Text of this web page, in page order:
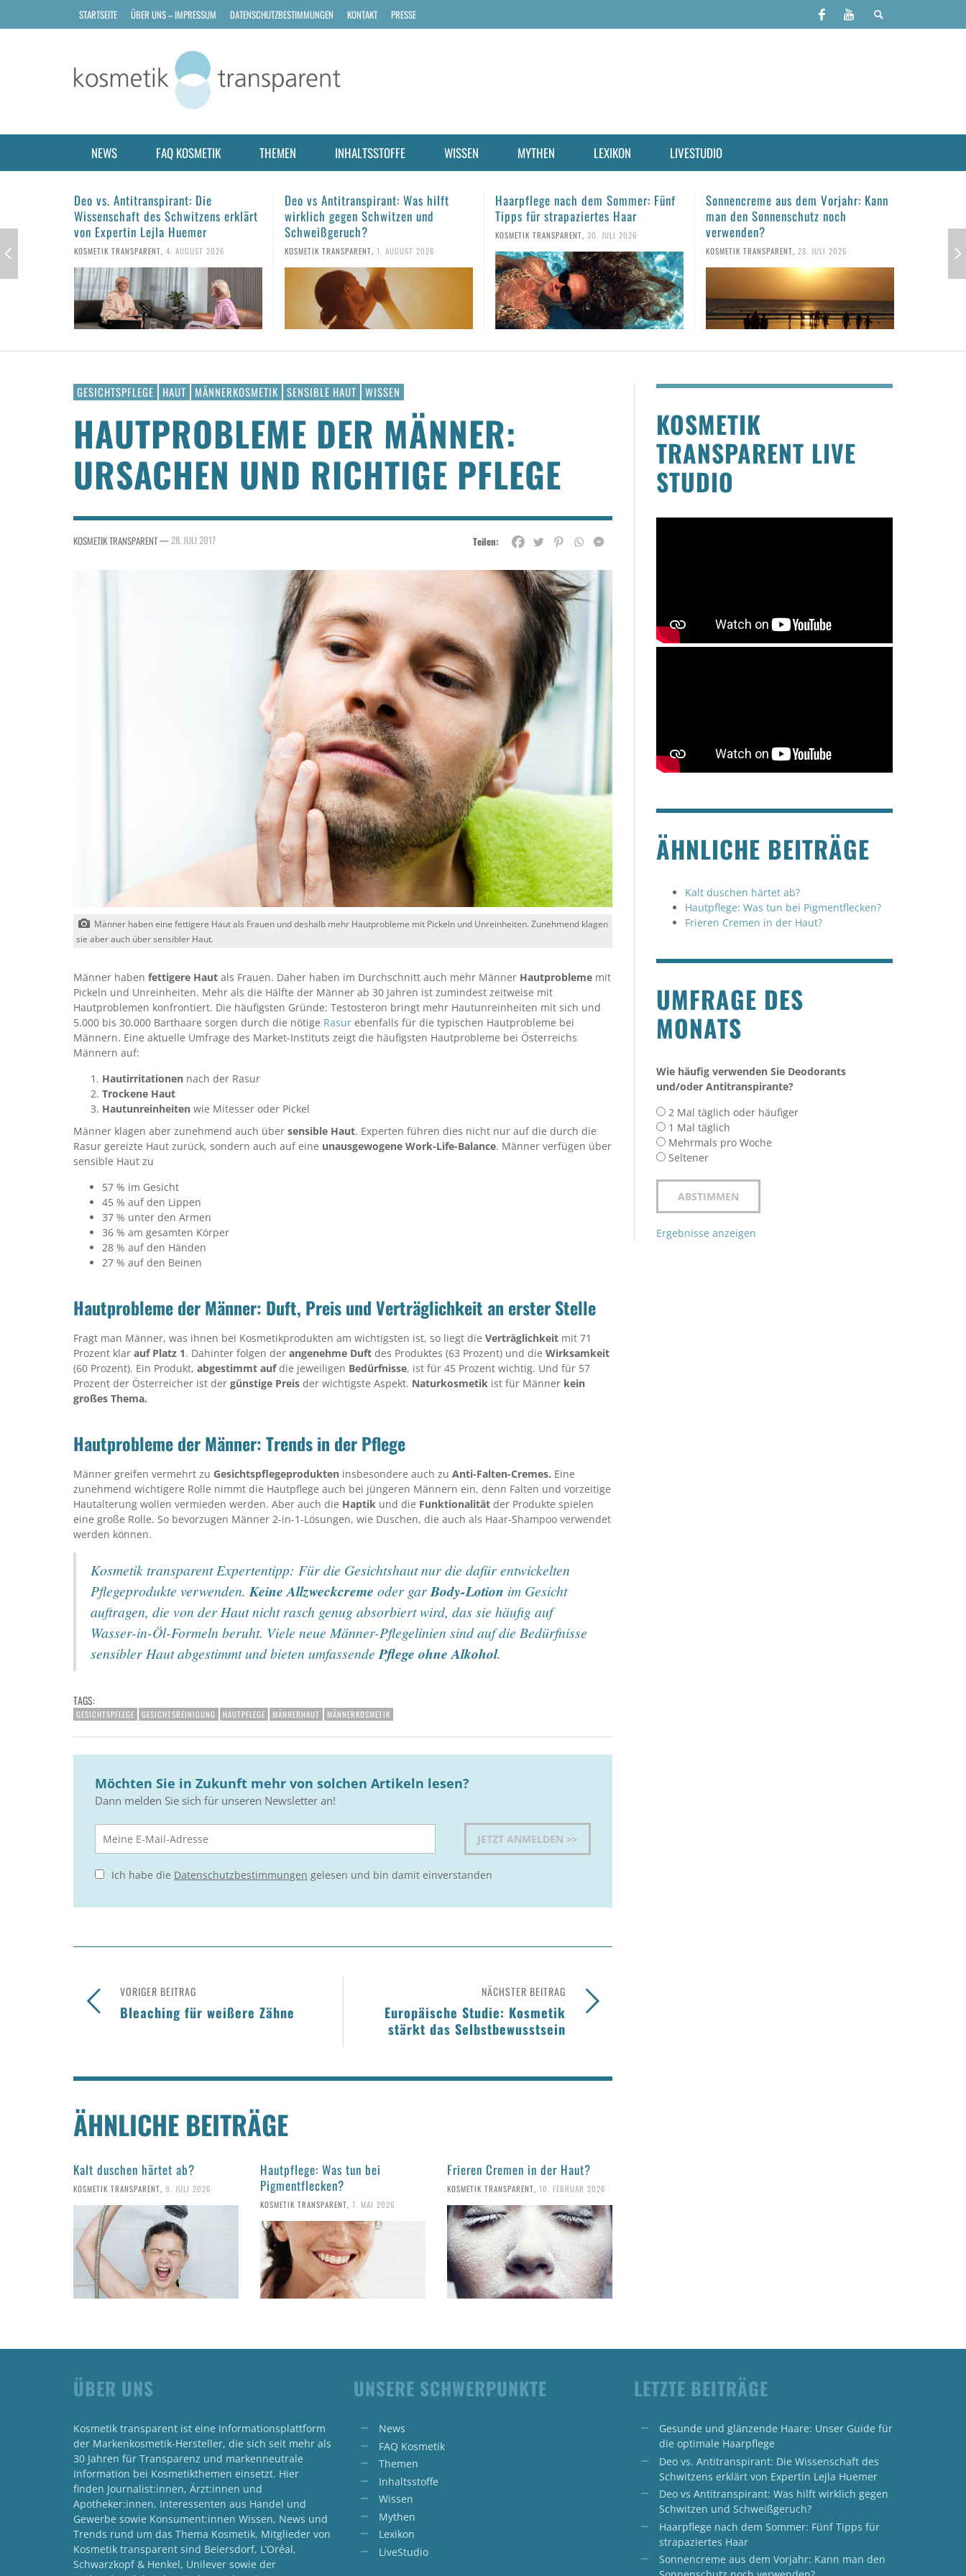
STARTSEITE ÜBER UNS – IMPRESSUM DATENSCHUTZBESTIMMUNGEN KONTAKT PRESSE
NEWS FAQ KOSMETIK THEMEN INHALTSSTOFFE WISSEN MYTHEN LEXIKON LIVESTUDIO
Deo vs Antitranspirant: Was hilft
wirklich gegen Schwitzen und
Schweißgeruch?
KOSMETIK TRANSPARENT, 1. AUGUST 2026
Haarpflege nach dem Sommer: Fünf
Tipps für strapaziertes Haar
KOSMETIK TRANSPARENT
Sonnencreme aus dem Vorjahr: Kann
man den Sonnenschutz noch
verwenden?
KOSMETIK TRANSPARENT, 28. JULI 2026
Haare täglich waschen?
KOSMETIK TRANSPARENT, 23. JULI 2026
KOSMETIK
GESICHTSPFLEGE HAUT MÄNNERKOSMETIK SENSIBLE HAUT WISSEN
HAUTPROBLEME DER MÄNNER:
URSACHEN UND RICHTIGE PFLEGE
Teilen:
KOSMETIK TRANSPARENT— 28. JULI 2017
Männer haben eine fettigere Haut als Frauen und deshalb mehr Hautprobleme mit Pickeln und Unreinheiten. Zunehmend klagen
sie aber auch über sensibler Haut.
Männer haben fettigere Haut als Frauen. Daher haben im Durchschnitt auch mehr Männer Hautprobleme mit
Pickeln und Unreinheiten. Mehr als die Hälfte der Männer ab 30 Jahren ist zumindest zeitweise mit
Hautproblemen konfrontiert. Die häufigsten Gründe: Testosteron bringt mehr Hautunreinheiten mit sich und
5.000 bis 30.000 Barthaare sorgen durch die nötige Rasur ebenfalls für die typischen Hautprobleme bei
Männern. Eine aktuelle Umfrage des Market-Instituts zeigt die häufigsten Hautprobleme bei Österreichs
Männern auf:
Hautirritationen nach der Rasur
Trockene Haut
Hautunreinheiten wie Mitesser oder Pickel
Männer klagen aber zunehmend auch über sensible Haut. Experten führen dies nicht nur auf die durch die
Rasur gereizte Haut zurück, sondern auch auf eine unausgewogene Work-Life-Balance. Männer verfügen über
sensible Haut zu
57 % im Gesicht
45 % auf den Lippen
37 % unter den Armen
36 % am gesamten Körper
28 % auf den Händen
27 % auf den Beinen
Hautprobleme der Männer: Duft, Preis und Verträglichkeit an erster Stelle
Fragt man Männer, was ihnen bei Kosmetikprodukten am wichtigsten ist, so liegt die Verträglichkeit mit 71
Prozent klar auf Platz 1. Dahinter folgen der angenehme Duft des Produktes (63 Prozent) und die Wirksamkeit
(60 Prozent). Ein Produkt, abgestimmt aufdie jeweiligen Bedürfnisse, ist für 45 Prozent wichtig. Und für 57
Prozent der Österreicher ist der günstige Preis der wichtigste Aspekt. Naturkosmetik ist für Männer kein
großes Thema.
Hautprobleme der Männer: Trends in der Pflege
Männer greifen vermehrt zu Gesichtspflegeprodukten insbesondere auch zu Anti-Falten-Cremes. Eine
zunehmend wichtigere Rolle nimmt die Hautpflege auch bei jüngeren Männern ein, denn Falten und vorzeitige
Hautalterung wollen vermieden werden. Aber auch die Haptik und die Funktionalität der Produkte spielen
eine große Rolle. So bevorzugen Männer 2-in-1-Lösungen, wie Duschen, die auch als Haar-Shampoo verwendet
werden können.
Kosmetik transparent Expertentipp: Für die Gesichtshaut nur die dafür entwickelten
Pflegeprodukte verwenden. Keine Allzweckcreme oder garBody-Lotion im Gesicht
auftragen, die von der Haut nicht rasch genug absorbiert wird, das sie häufig auf
Wasser-in-Öl-Formeln beruht. Viele neue Männer-Pflegelinien sind auf die Bedürfnisse
sensibler Haut abgestimmt und bieten umfassende Pflege ohne Alkohol.
TAGS:
GESICHTSPFLEGE GESICHTSREINIGUNG HAUTPFLEGE MÄNNERHAUT MÄNNERKOSMETIK
Möchten Sie in Zukunft mehr von solchen Artikeln lesen?
Dann melden Sie sich für unseren Newsletter an!
Ich habe die Datenschutzbestimmungen gelesen und bin damit einverstanden
NÄCHSTER BEITRAG
Europäische Studie: Kosmetik
stärkt das Selbstbewusstsein
VORIGER BEITRAG
Bleaching für weißere Zähne
ÄHNLICHE BEITRÄGE
Kalt duschen härtet ab?
KOSMETIK TRANSPARENT, 9. JULI 2026
Hautpflege: Was tun bei
Pigmentflecken?
KOSMETIK TRANSPARENT, 7. MAI 2026
Frieren Cremen in der Haut?
KOSMETIK TRANSPARENT, 10. FEBRUAR 2026
KOSMETIK
TRANSPARENT LIVE
STUDIO
ÄHNLICHE BEITRÄGE
Kalt duschen härtet ab?
Hautpflege: Was tun bei Pigmentflecken?
Frieren Cremen in der Haut?
UMFRAGE DES
MONATS
Wie häufig verwenden Sie Deodorants
und/oder Antitranspirante?
2 Mal täglich oder häufiger
1 Mal täglich
Mehrmals pro Woche
Seltener
Ergebnisse anzeigen
ÜBER UNS
Kosmetik transparent ist eine Informationsplattform
der Markenkosmetik-Hersteller, die sich seit mehr als
30 Jahren für Transparenz und markenneutrale
Information bei Kosmetikthemen einsetzt. Hier
finden Journalist:innen, Ärzt:innen und
Apotheker:innen, Interessenten aus Handel und
Gewerbe sowie Konsument:innen Wissen, News und
Trends rund um das Thema Kosmetik. Mitglieder von
Kosmetik transparent sind Beiersdorf, L’Oréal,
Schwarzkopf & Henkel, Unilever sowie der
UNSERE SCHWERPUNKTE
News
FAQ Kosmetik
Themen
Inhaltsstoffe
Wissen
Mythen
Lexikon
LiveStudio
LETZTE BEITRÄGE
Gesunde und glänzende Haare: Unser Guide für
die optimale Haarpflege
Deo vs. Antitranspirant: Die Wissenschaft des
Schwitzens erklärt von Expertin Lejla Huemer
Deo vs Antitranspirant: Was hilft wirklich gegen
Schwitzen und Schweißgeruch?
Haarpflege nach dem Sommer: Fünf Tipps für
strapaziertes Haar
Sonnencreme aus dem Vorjahr: Kann man den